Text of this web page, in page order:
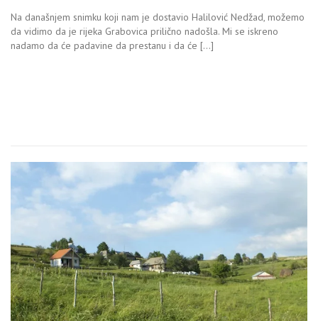
Na današnjem snimku koji nam je dostavio Halilović Nedžad, možemo
da vidimo da je rijeka Grabovica prilično nadošla. Mi se iskreno
nadamo da će padavine da prestanu i da će […]